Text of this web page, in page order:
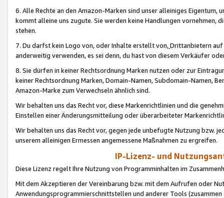
6. Alle Rechte an den Amazon-Marken sind unser alleiniges
kommt alleine uns zugute. Sie werden keine Handlungen vornehmen,
stehen.
7. Du darfst kein Logo von, oder Inhalte erstellt von,Drittanbietern auf
anderweitig verwenden, es sei denn, du hast von diesem Verkäufer
8. Sie dürfen in keiner Rechtsordnung Marken nutzen oder zur
keiner Rechtsordnung Marken, Domain-Namen, Subdomain-Namen,
Amazon-Marke zum Verwechseln ähnlich sind.
Wir behalten uns das Recht vor, diese Markenrichtlinien und die
Einstellen einer Änderungsmitteilung oder überarbeiteter
Wir behalten uns das Recht vor, gegen jede unbefugte Nutzung bzw.
unserem alleinigen Ermessen angemessene Maßnahmen zu ergreifen.
IP-Lizenz- und
Diese Lizenz regelt Ihre Nutzung von Programminhalten im
Mit dem Akzeptieren der Vereinbarung bzw. mit dem Aufrufen oder
Anwendungsprogrammierschnittstellen und anderer Tools (zusammen